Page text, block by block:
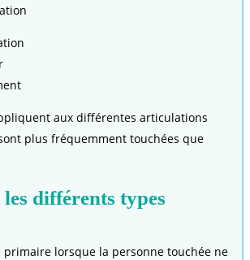
aux différentes articulations
plus fréquemment touchées que
différents types
primaire lorsque la personne touchée ne